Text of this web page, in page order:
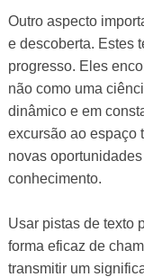
Outro aspecto
e descoberta. Estes
progresso. Eles
não como uma
dinâmico e em
excursão ao espaço
novas
conhecimento.
Usar pistas de texto
forma eficaz de
transmitir um